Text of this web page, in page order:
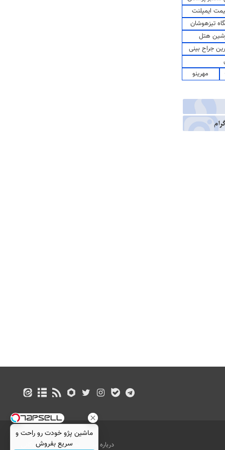
ایمپلنت
تیزهوشان
هتل
جراح بینی
مهرینو
درباره ما تماس با ما بازرگانی
ماشین پژو خودت رو راحت و
سریع بفروش